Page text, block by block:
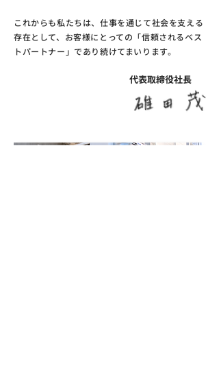
これからも私たちは、仕事を通じて社会を支える
存在として、お客様にとっての「信頼されるベス
トパートナー」であり続けてまいります。
代表取締役社長